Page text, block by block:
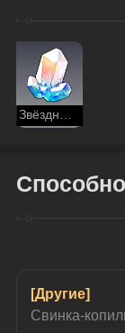
Звёздный нефрит
[Другие]
Свинка-